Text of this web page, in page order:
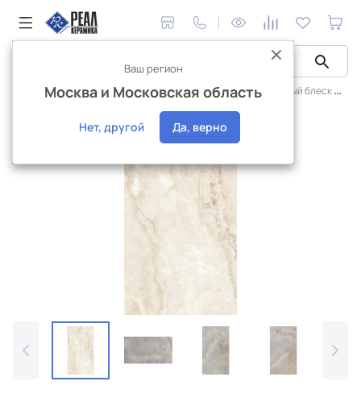
Керамическая плитка Realistik Кристалл радужный блеск
Ваш регион
Москва и Московская область
Нет, другой Да, верно